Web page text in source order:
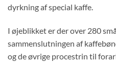
dyrkning af special kaffe.
I øjeblikket er der over 280
sammenslutningen af
og de øvrige procestrin til